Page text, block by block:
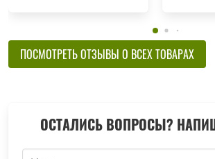
ПОСМОТРЕТЬ ОТЗЫВЫ О ВСЕХ ТОВАРАХ
ОСТАЛИСЬ ВОПРОСЫ?